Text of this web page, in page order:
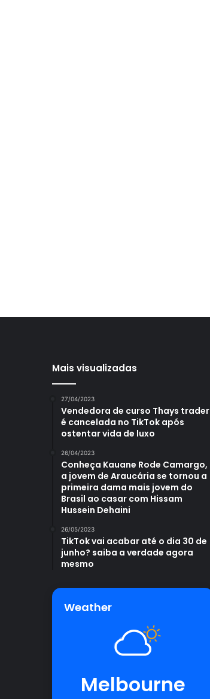
Mais visualizadas
27/04/2023
Vendedora de curso Thays trader
é cancelada no TikTok após
ostentar vida de luxo
26/04/2023
Conheça Kauane Rode Camargo,
a jovem de Araucária se tornou a
primeira dama mais jovem do
Brasil ao casar com Hissam
Hussein Dehaini
26/05/2023
TikTok vai acabar até o dia 30 de
junho? saiba a verdade agora
mesmo
Weather
Melbourne